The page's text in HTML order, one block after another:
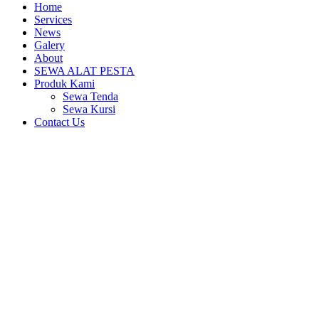
Home
Services
News
Galery
About
SEWA ALAT PESTA
Produk Kami
Sewa Tenda
Sewa Kursi
Contact Us